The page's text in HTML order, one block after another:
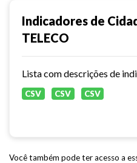
Indicadores de
TELECO
CSV CSV CSV
Você também pode ter acesso a